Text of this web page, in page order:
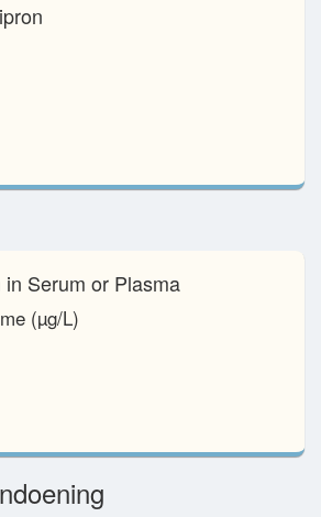
Serum or Plasma
(µg/L)